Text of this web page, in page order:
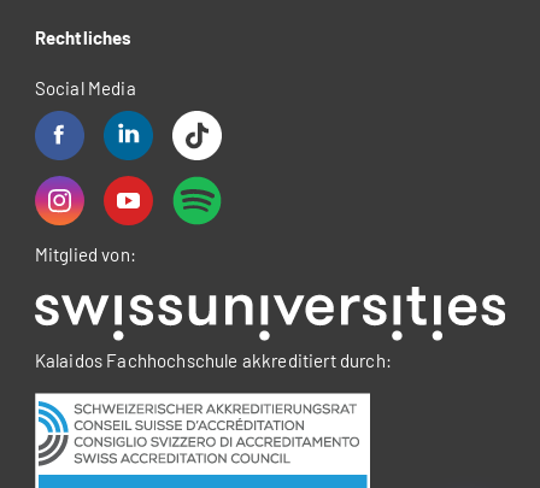
Rechtliches
Social Media
Mitglied von:
Kalaidos Fachhochschule akkreditiert durch: